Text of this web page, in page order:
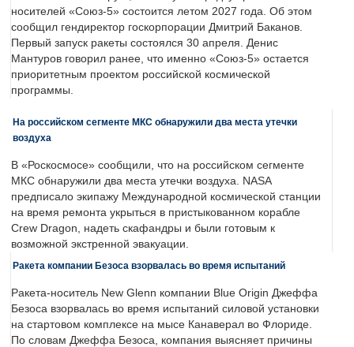
носителей «Союз-5» состоится летом 2027 года. Об этом
сообщил гендиректор госкорпорации Дмитрий Баканов.
Первый запуск ракеты состоялся 30 апреля. Денис
Мантуров говорил ранее, что именно «Союз-5» остается
приоритетным проектом российской космической
программы.
На российском сегменте МКС обнаружили два места утечки
воздуха
В «Роскосмосе» сообщили, что на российском сегменте
МКС обнаружили два места утечки воздуха. NASA
предписало экипажу Международной космической станции
на время ремонта укрыться в пристыкованном корабле
Crew Dragon, надеть скафандры и были готовым к
возможной экстренной эвакуации.
Ракета компании Безоса взорвалась во время испытаний
Ракета-носитель New Glenn компании Blue Origin Джеффа
Безоса взорвалась во время испытаний силовой установки
на стартовом комплексе на мысе Канаверал во Флориде.
По словам Джеффа Безоса, компания выясняет причины